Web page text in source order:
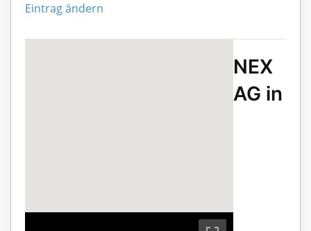
Eintrag ändern
NEX
AG in